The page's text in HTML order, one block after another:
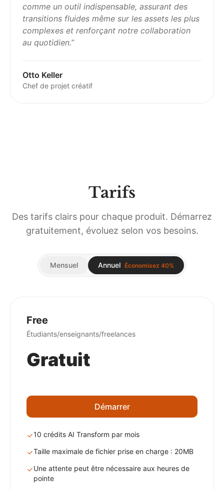
comme un outil indispensable, assurant des
transitions fluides même sur les assets les plus
complexes et renforçant notre collaboration
au quotidien.”
Otto Keller
Chef de projet créatif
Tarifs
Des tarifs clairs pour chaque produit. Démarrez
gratuitement, évoluez selon vos besoins.
Mensuel Annuel Économisez 40%
Free
Étudiants/enseignants/freelances
Gratuit
Démarrer
10 crédits AI Transform par mois
Taille maximale de fichier prise en charge : 20MB
Une attente peut être nécessaire aux heures de
pointe